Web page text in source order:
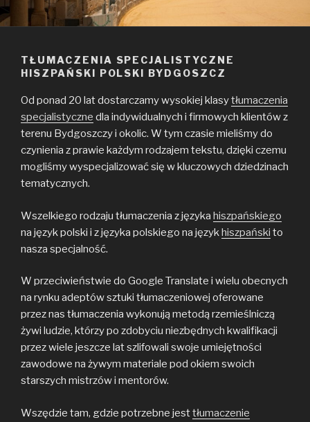
TŁUMACZENIA SPECJALISTYCZNE
HISZPAŃSKI POLSKI BYDGOSZCZ
Od ponad 20 lat dostarczamy wysokiej klasytłumaczenia
specjalistyczne dla indywidualnych i firmowych klientów z
terenu Bydgoszczy i okolic. W tym czasie mieliśmy do
czynienia z prawie każdym rodzajem tekstu, dzięki czemu
mogliśmy wyspecjalizować się w kluczowych dziedzinach
tematycznych.
Wszelkiego rodzaju tłumaczenia z języka hiszpańskiego
na język polski i z języka polskiego na językhiszpański to
nasza specjalność.
W przeciwieństwie do Google Translate i wielu obecnych
na rynku adeptów sztuki tłumaczeniowej oferowane
przez nas tłumaczenia wykonują metodą rzemieślniczą
żywi ludzie, którzy po zdobyciu niezbędnych kwalifikacji
przez wiele jeszcze lat szlifowali swoje umiejętności
zawodowe na żywym materiale pod okiem swoich
starszych mistrzów i mentorów.
Wszędzie tam, gdzie potrzebne jesttłumaczenie